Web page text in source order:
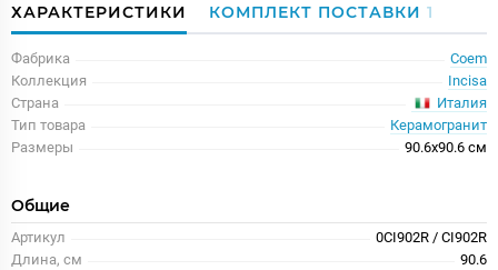
ХАРАКТЕРИСТИКИ КОМПЛЕКТ ПОСТАВКИ 1
Фабрика
Coem
Коллекция
Incisa
Страна
Италия
Тип товара
Керамогранит
Размеры
90.6x90.6 см
Общие
Артикул
0CI902R / CI902R
Длина, см
90.6